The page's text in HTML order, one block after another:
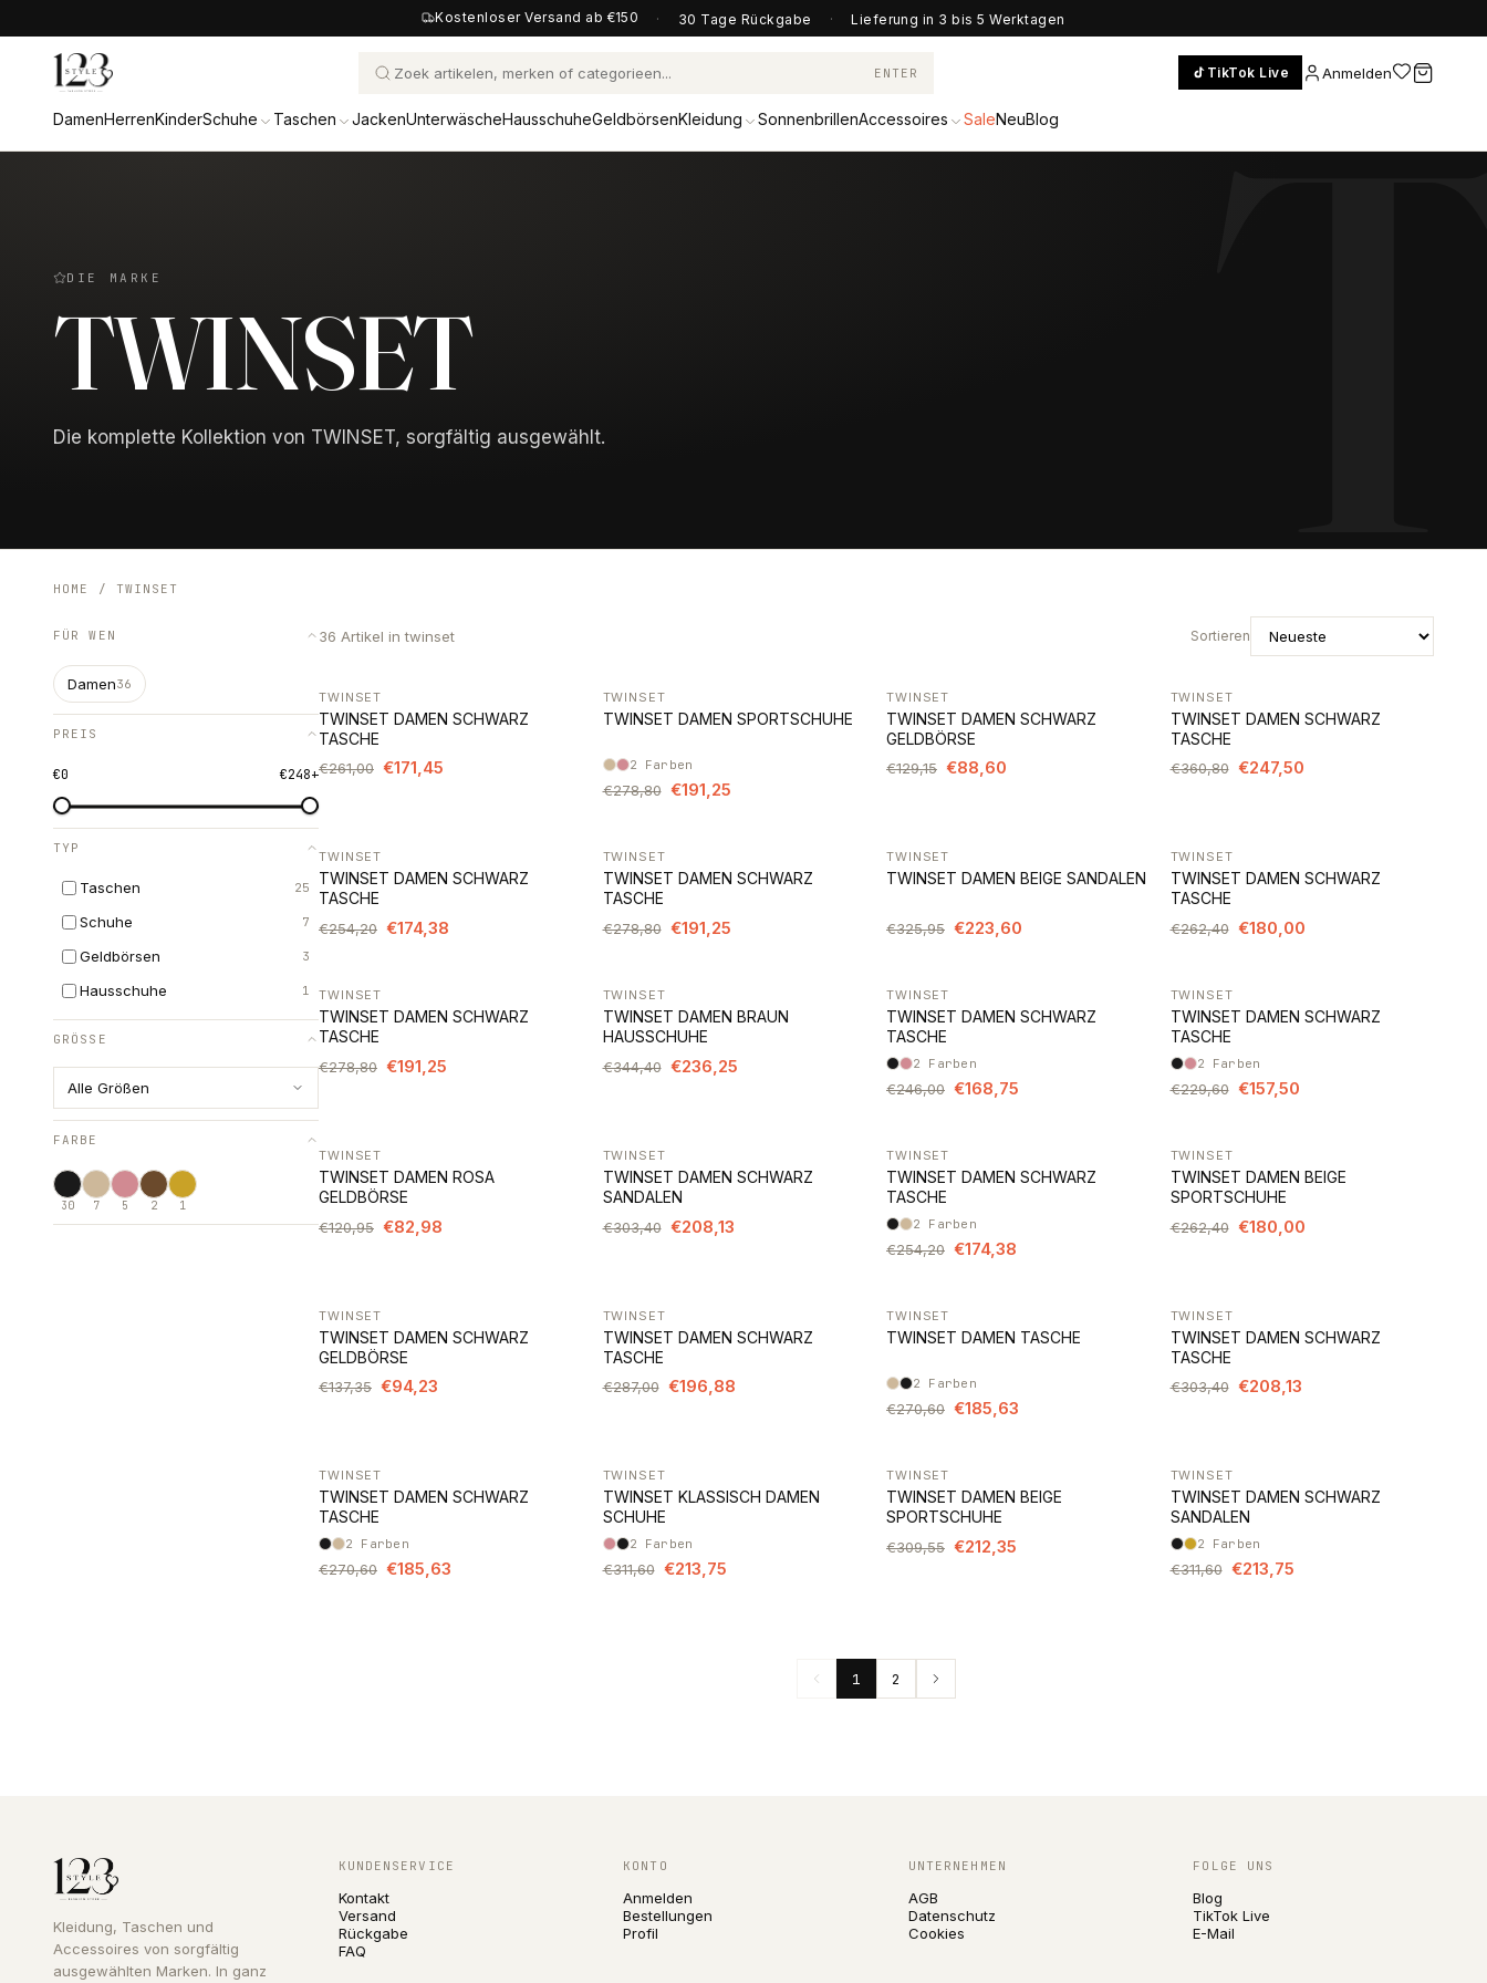
Kostenloser Versand ab €150 · 30 Tage Rückgabe · Lieferung in 3 bis 5 Werktagen
ENTER TikTok Live Anmelden
DamenHerrenKinderSchuhe Taschen JackenUnterwäscheHausschuheGeldbörsenKleidung SonnenbrillenAccessoires SaleNeuBlog
DIE MARKE
TWINSET
Die komplette Kollektion von TWINSET, sorgfältig ausgewählt.
HOME / TWINSET
FÜR WEN
Damen36
PREIS
€0 €248+
TYP
Taschen 25
Schuhe 7
Geldbörsen 3
Hausschuhe 1
GRÖSSE
Alle Größen
FARBE
30 7 5 2 1
36 Artikel in twinset Sortieren
-34%
TWINSET
TWINSET DAMEN SCHWARZ
TASCHE
€261,00 €171,45
-31%
TWINSET
TWINSET DAMEN SPORTSCHUHE
2 Farben
€278,80 €191,25
-31%
TWINSET
TWINSET DAMEN SCHWARZ
GELDBÖRSE
€129,15 €88,60
-31%
TWINSET
TWINSET DAMEN SCHWARZ
TASCHE
€360,80 €247,50
-31%
TWINSET
TWINSET DAMEN SCHWARZ
TASCHE
€254,20 €174,38
-31%
TWINSET
TWINSET DAMEN SCHWARZ
TASCHE
€278,80 €191,25
-31%
TWINSET
TWINSET DAMEN BEIGE SANDALEN
€325,95 €223,60
-31%
TWINSET
TWINSET DAMEN SCHWARZ
TASCHE
€262,40 €180,00
-31%
TWINSET
TWINSET DAMEN SCHWARZ
TASCHE
€278,80 €191,25
-31%
TWINSET
TWINSET DAMEN BRAUN
HAUSSCHUHE
€344,40 €236,25
-31%
TWINSET
TWINSET DAMEN SCHWARZ
TASCHE
2 Farben
€246,00 €168,75
-31%
TWINSET
TWINSET DAMEN SCHWARZ
TASCHE
2 Farben
€229,60 €157,50
-31%
TWINSET
TWINSET DAMEN ROSA
GELDBÖRSE
€120,95 €82,98
-31%
TWINSET
TWINSET DAMEN SCHWARZ
SANDALEN
€303,40 €208,13
-31%
TWINSET
TWINSET DAMEN SCHWARZ
TASCHE
2 Farben
€254,20 €174,38
-31%
TWINSET
TWINSET DAMEN BEIGE
SPORTSCHUHE
€262,40 €180,00
-31%
TWINSET
TWINSET DAMEN SCHWARZ
GELDBÖRSE
€137,35 €94,23
-31%
TWINSET
TWINSET DAMEN SCHWARZ
TASCHE
€287,00 €196,88
-31%
TWINSET
TWINSET DAMEN TASCHE
2 Farben
€270,60 €185,63
-31%
TWINSET
TWINSET DAMEN SCHWARZ
TASCHE
€303,40 €208,13
-31%
TWINSET
TWINSET DAMEN SCHWARZ
TASCHE
2 Farben
€270,60 €185,63
-31%
TWINSET
TWINSET KLASSISCH DAMEN
SCHUHE
2 Farben
€311,60 €213,75
-31%
TWINSET
TWINSET DAMEN BEIGE
SPORTSCHUHE
€309,55 €212,35
-31%
TWINSET
TWINSET DAMEN SCHWARZ
SANDALEN
2 Farben
€311,60 €213,75
1 2
Kleidung, Taschen und
Accessoires von sorgfältig
ausgewählten Marken. In ganz
KUNDENSERVICE
Kontakt
Versand
Rückgabe
FAQ
KONTO
Anmelden
Bestellungen
Profil
UNTERNEHMEN
AGB
Datenschutz
Cookies
FOLGE UNS
Blog
TikTok Live
E-Mail